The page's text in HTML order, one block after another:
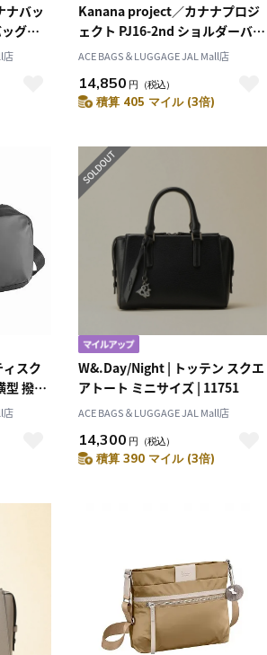
ナバッ
グ
店
Kanana project／カナナプロジ
ェクト PJ16-2nd ショルダーバッ
グ B5ファイル 7L 20143
ACE BAGS＆LUGGAGE JAL Mall店
14,850 円 （税込）
積算 405 マイル (3倍)
スク
型 撥水
店
W&.Day/Night | トッテン スクエ
アトート ミニサイズ | 11751
ACE BAGS＆LUGGAGE JAL Mall店
14,300 円 （税込）
積算 390 マイル (3倍)